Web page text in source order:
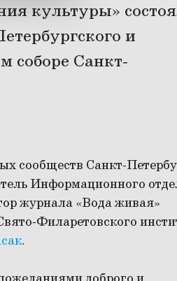
культуры»
и
соборе Санкт-
сообществ Санкт-
Информационного
журнала «Вода живая»
Филаретовского
.